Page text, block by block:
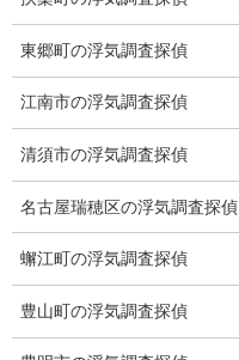
お知らせ (1)
トップ
ご挨拶
システム
クーリング・オフ
東郷町の浮気調査探偵
江南市の浮気調査探偵
清須市の浮気調査探偵
名古屋瑞穂区の浮気調査探偵
蠏江町の浮気調査探偵
豊山町の浮気調査探偵